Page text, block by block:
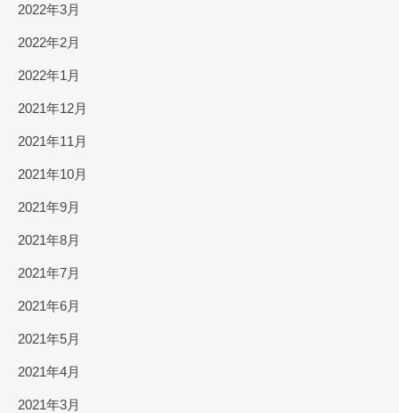
2022年3月
2022年2月
2022年1月
2021年12月
2021年11月
2021年10月
2021年9月
2021年8月
2021年7月
2021年6月
2021年5月
2021年4月
2021年3月